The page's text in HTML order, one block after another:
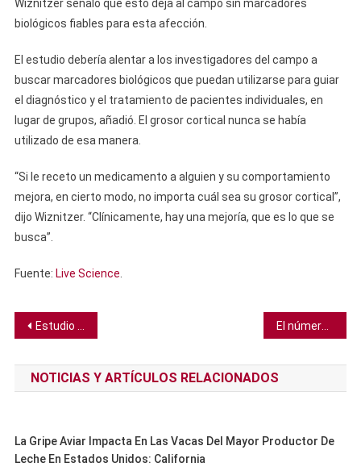
Wiznitzer señaló que esto deja al campo sin marcadores
biológicos fiables para esta afección.
El estudio debería alentar a los investigadores del campo a
buscar marcadores biológicos que puedan utilizarse para guiar
el diagnóstico y el tratamiento de pacientes individuales, en
lugar de grupos, añadió. El grosor cortical nunca se había
utilizado de esa manera.
“Si le receto un medicamento a alguien y su comportamiento
mejora, en cierto modo, no importa cuál sea su grosor cortical”,
dijo Wiznitzer. “Clínicamente, hay una mejoría, que es lo que se
busca”.
Fuente: Live Science
Navegación
de
entradas
Estudio muestra lo que las dietas ricas en azúcar podrían estar haciéndole a tu memoria
NOTICIAS Y ARTÍCULOS RELACIONADOS
La Gripe Aviar Impacta En Las Vacas Del Mayor Productor De
Leche En Estados Unidos: California